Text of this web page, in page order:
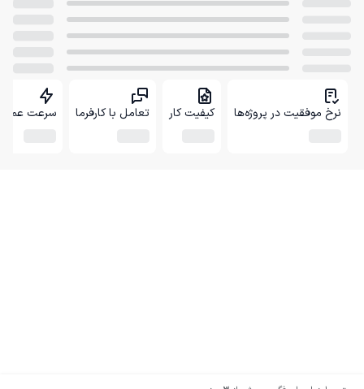
نرخ موفقیت در پروژه‌ها کیفیت کار تعامل با کارفرما سرعت عمل